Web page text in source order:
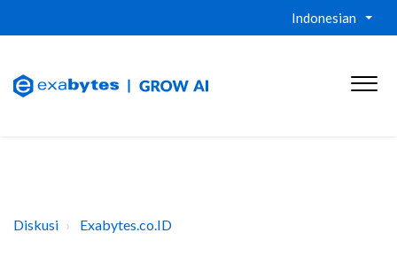
Indonesian
Diskusi Exabytes.co.ID